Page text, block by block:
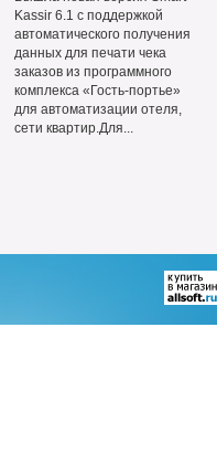
Kassir 6.1 с поддержкой
автоматического получения
данных для печати чека
заказов из программного
комплекса «Гость-портье»
для автоматизации отеля,
сети квартир.Для...